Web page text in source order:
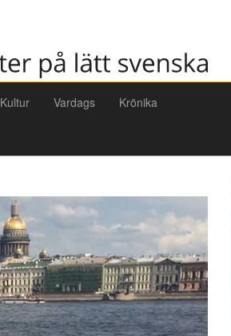
Kultur Vardags Krönika